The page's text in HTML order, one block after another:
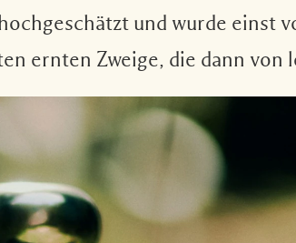
und wurde einst
ernten Zweige, die dann